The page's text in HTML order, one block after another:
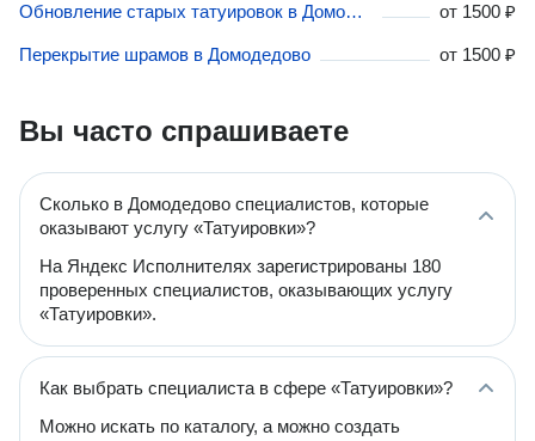
Обновление старых татуировок в Домодедово от 1500 ₽
Перекрытие шрамов в Домодедово от 1500 ₽
Вы часто спрашиваете
Сколько в Домодедово специалистов, которые
оказывают услугу «Татуировки»?
На Яндекс Исполнителях зарегистрированы 180
проверенных специалистов, оказывающих услугу
«Татуировки».
Как выбрать специалиста в сфере «Татуировки»?
Можно искать по каталогу, а можно создать